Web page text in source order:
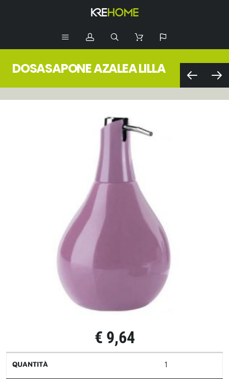
DOSASAPONE AZALEA LILLA
€ 9,64
QUANTITÀ